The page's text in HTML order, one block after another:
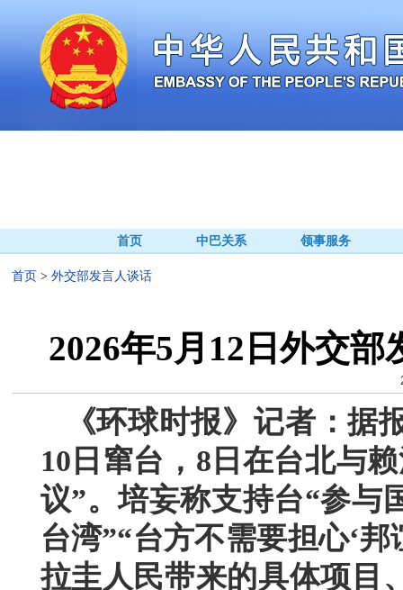
首页 中巴关系 领事服务
首页 > 外交部发言人谈话
2026年5月12日外交
《环球时报》记者：据
10日窜台，8日在台北与
议”。培妄称支持台“参与
台湾”“台方不需要担心‘
拉圭人民带来的具体项目